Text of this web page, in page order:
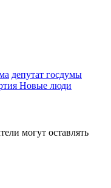
депутат госдумы
Новые люди
могут оставлять